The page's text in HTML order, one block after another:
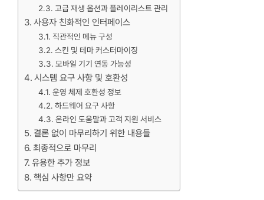
고급 재생 옵션과 플레이리스트 관리
사용자 친화적인 인터페이스
직관적인 메뉴 구성
스킨 및 테마 커스터마이징
모바일 기기 연동 가능성
시스템 요구 사항 및 호환성
운영 체제 호환성 정보
하드웨어 요구 사항
온라인 도움말과 고객 지원 서비스
결론 없이 마무리하기 위한 내용들
최종적으로 마무리
유용한 추가 정보
핵심 사항만 요약